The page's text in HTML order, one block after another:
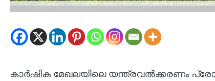
കാർഷിക മേഖലയിലെ യന്ത്രവൽക്കരണം